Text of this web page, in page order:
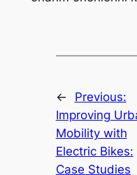
←
Previous:
Improving
Mobility with
Electric Bikes:
Case Studies